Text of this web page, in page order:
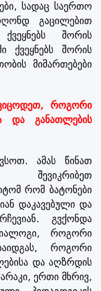
სადაც საერთო
გაცილებით
შორის
ქვეყნებს შორის
მიმართებები
როგორი
და განათლების
ამას წინათ
შევიკრიბეთ
რომ ბატონები
დაკავებული და
გვქონდა
როგორი
როგორი
და აღზრდის
ერთი მხრივ,